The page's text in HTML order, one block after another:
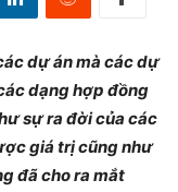
dự án mà các dự
dạng hợp đồng
sự ra đời của các
giá trị cũng như
đã cho ra mắt